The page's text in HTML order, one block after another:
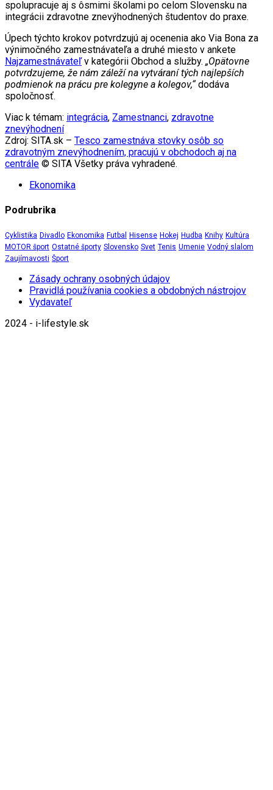
spolupracuje aj s ôsmimi školami po celom Slovensku na
integrácii zdravotne znevýhodnených študentov do praxe.
Úpech týchto krokov potvrdzujú aj ocenenia ako Via Bona za
výnimočného zamestnávateľa a druhé miesto v ankete
Najzamestnávateľv kategórii Obchod a služby. „Opätovne
potvrdzujeme, že nám záleží na vytváraní tých najlepších
podmienok na prácu pre kolegyne a kolegov,“ dodáva
spoločnosť.
Viac k témam: integrácia, Zamestnanci, zdravotne
znevýhodnení
Zdroj: SITA.sk – Tesco zamestnáva stovky osôb so
zdravotným znevýhodnením, pracujú v obchodoch aj na
centrále © SITA Všetky práva vyhradené.
Ekonomika
Podrubrika
Cyklistika Divadlo Ekonomika Futbal Hisense Hokej Hudba Knihy Kultúra
MOTOR šport Ostatné športy Slovensko Svet Tenis Umenie Vodný slalom
Zaujímavosti Šport
Zásady ochrany osobných údajov
Pravidlá používania cookies a obdobných nástrojov
Vydavateľ
2024 - i-lifestyle.sk